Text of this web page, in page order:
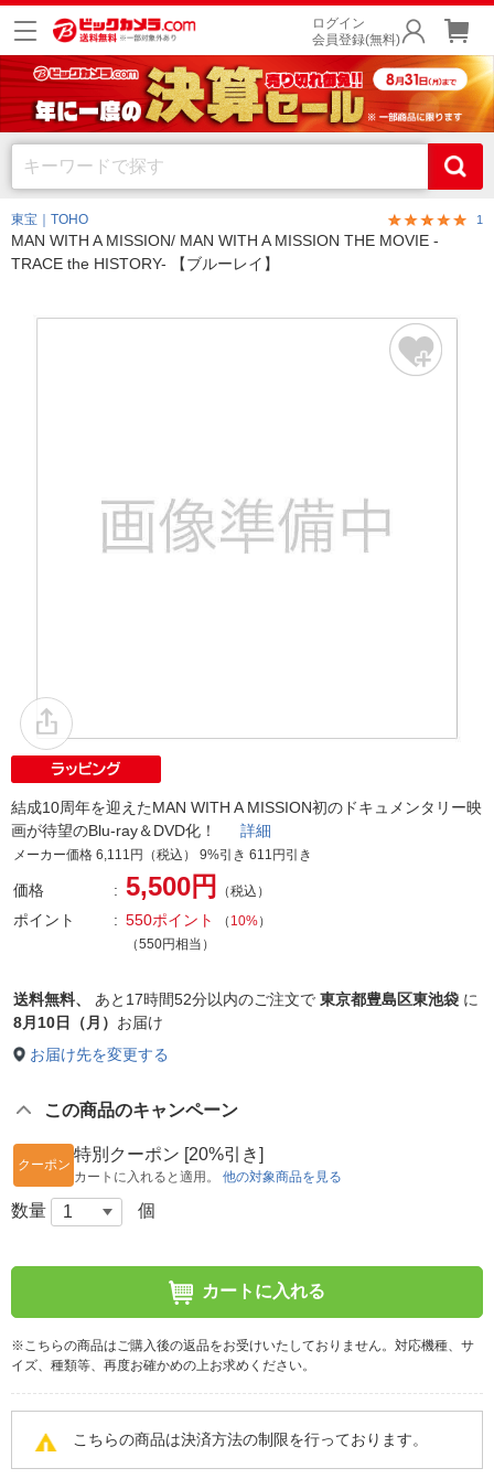
ログイン
会員登録(無料)
東宝｜TOHO 1
MAN WITH A MISSION/ MAN WITH A MISSION THE MOVIE -
TRACE the HISTORY- 【ブルーレイ】
結成10周年を迎えたMAN WITH A MISSION初のドキュメンタリー映
画が待望のBlu-ray＆DVD化！ 詳細
メーカー価格 6,111円（税込） 9%引き 611円引き
価格 5,500円 （税込）
ポイント 550ポイント （ 10%）
（550円相当）
送料無料、 あと 17時間52分以内のご注文で 東京都豊島区東池袋 に
8月10日（月） お届け
お届け先を変更する
この商品のキャンペーン
クーポン
特別クーポン [20%引き]
カートに入れると適用。 他の対象商品を見る
数量 個
カートに入れる
※こちらの商品はご購入後の返品をお受けいたしておりません。対応機種、サ
イズ、種類等、再度お確かめの上お求めください。
こちらの商品は決済方法の制限を行っております。